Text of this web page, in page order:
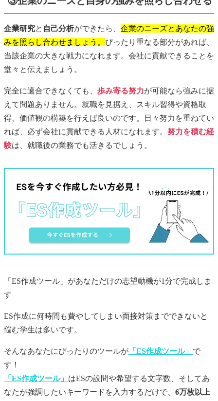
企業研究と 自己分析ができたら、 企業のニーズとあなたの強
みを照らし合わせましょう。 ぴったり重なる部分があれば、
当該企業の大きな戦力になれます。会社に貢献できることを
堂々と伝えましょう。
完全に適合できなくても、 歩み寄る努力が可能なら強みに据
えて問題ありません。就職を見据え、スキル習得や資格取
得、価値観の構築を行えば良いのです。日々努力を重ねてい
れば、必ず会社に貢献できる人材になれます。努力を積む経
験は、就職後の業務でも活きるでしょう。
「ES作成ツール」があなただけの志望動機が1分で完成しま
す
ES作成に何時間も費やしてしまい面接対策までできないと
悩む学生は多いです。
そんなあなたにぴったりのツールが 「ES作成ツール」 で
す！
「ES作成ツール」 はESの設問や希望する文字数、そしてあ
なたが強調したいキーワードを入力するだけで、 6万枚以上